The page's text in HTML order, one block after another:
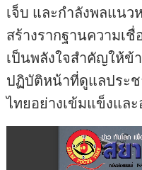
เจ็บ และกำลังพลแนว
สร้างรากฐานความเ
เป็นพลังใจสำคัญให้ข้
ปฏิบัติหน้าที่ดูแลประ
ไทยอย่างเข้มแข็งแล